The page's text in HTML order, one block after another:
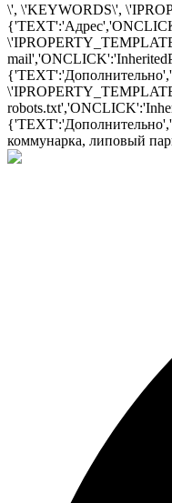
\', \'KEYWORDS\',
коммунарка, липовый